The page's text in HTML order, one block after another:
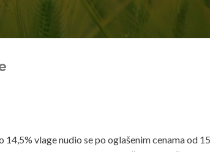
vlage nudio se po oglašenim cenama od